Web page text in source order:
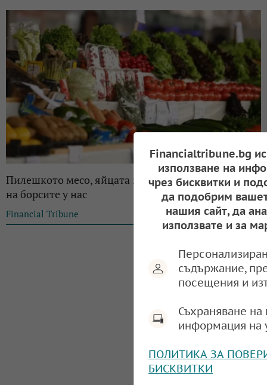
Пилешкото месо, яйцата и сиренето поевтиянават
на борсите у нас
Financial Tribune 09:18, 04.05.2025
Financialtribune.bg
използване на
чрез бисквитки и
да подобрим
нашия сайт, да
използвате и за
съдържание,
посещения и
Съхраняване
информация на
ПОЛИТИКА ЗА
БИСКВИТКИ